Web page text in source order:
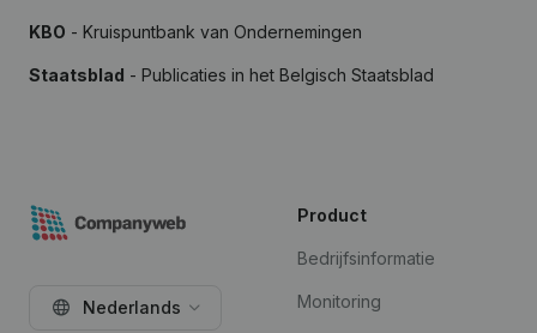
KBO - Kruispuntbank van Ondernemingen
Staatsblad - Publicaties in het Belgisch Staatsblad
Nederlands
Product
Bedrijfsinformatie
Monitoring